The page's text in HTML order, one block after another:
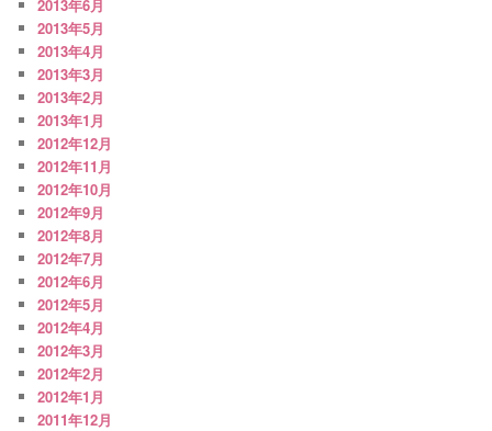
2013年6月
2013年5月
2013年4月
2013年3月
2013年2月
2013年1月
2012年12月
2012年11月
2012年10月
2012年9月
2012年8月
2012年7月
2012年6月
2012年5月
2012年4月
2012年3月
2012年2月
2012年1月
2011年12月